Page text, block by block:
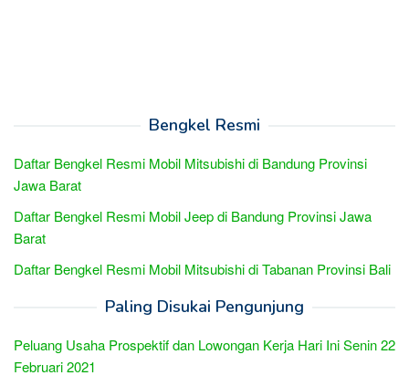
Bengkel Resmi
Daftar Bengkel Resmi Mobil Mitsubishi di Bandung Provinsi
Jawa Barat
Daftar Bengkel Resmi Mobil Jeep di Bandung Provinsi Jawa
Barat
Daftar Bengkel Resmi Mobil Mitsubishi di Tabanan Provinsi Bali
Paling Disukai Pengunjung
Peluang Usaha Prospektif dan Lowongan Kerja Hari Ini Senin 22
Februari 2021